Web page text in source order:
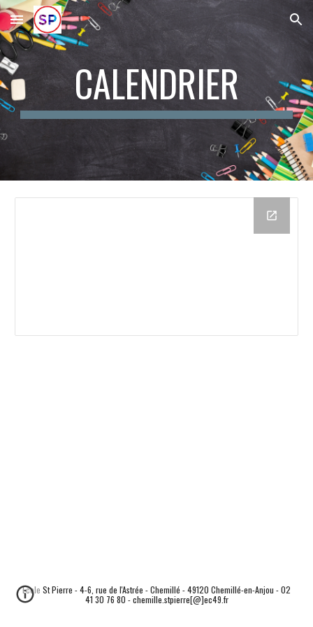
Skip to main content Skip to navigation
CALENDRIER
Ecole St Pierre - 4-6, rue de l'Astrée - Chemillé - 49120 Chemillé-en-Anjou - 02
41 30 76 80 - chemille.stpierre[@]ec49.fr